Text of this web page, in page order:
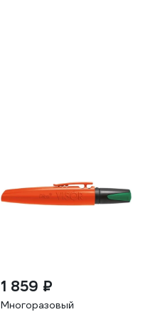
1 859 ₽
Многоразовый